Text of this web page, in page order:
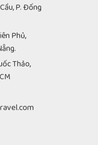
P. Đống
Phủ,
Thảo,